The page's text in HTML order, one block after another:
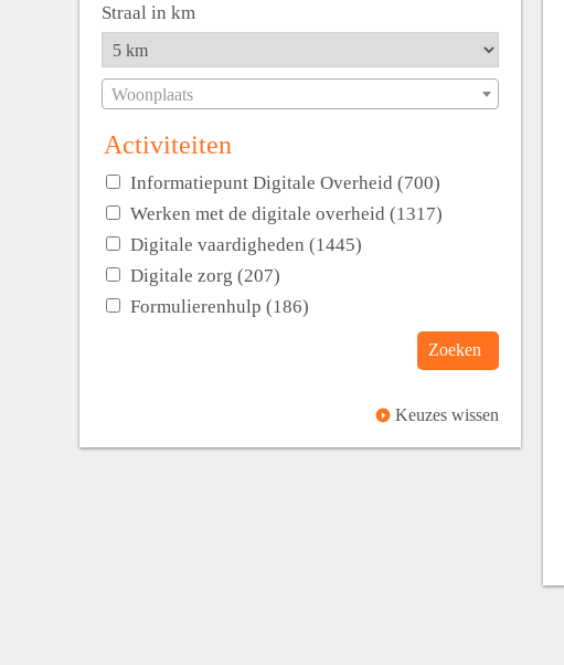
Straal in km
Woonplaats
Activiteiten
Informatiepunt Digitale Overheid (700)
Werken met de digitale overheid (1317)
Digitale vaardigheden (1445)
Digitale zorg (207)
Formulierenhulp (186)
Zoeken
Keuzes wissen